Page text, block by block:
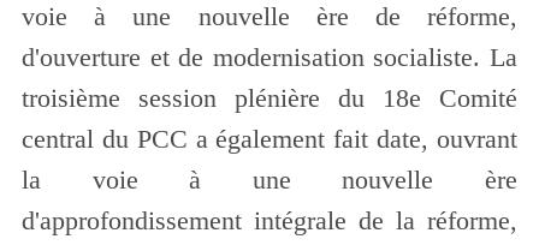
voie à une nouvelle ère de réforme,
d'ouverture et de modernisation socialiste. La
troisième session plénière du 18e Comité
central du PCC a également fait date, ouvrant
la voie à une nouvelle ère
d'approfondissement intégrale de la réforme,